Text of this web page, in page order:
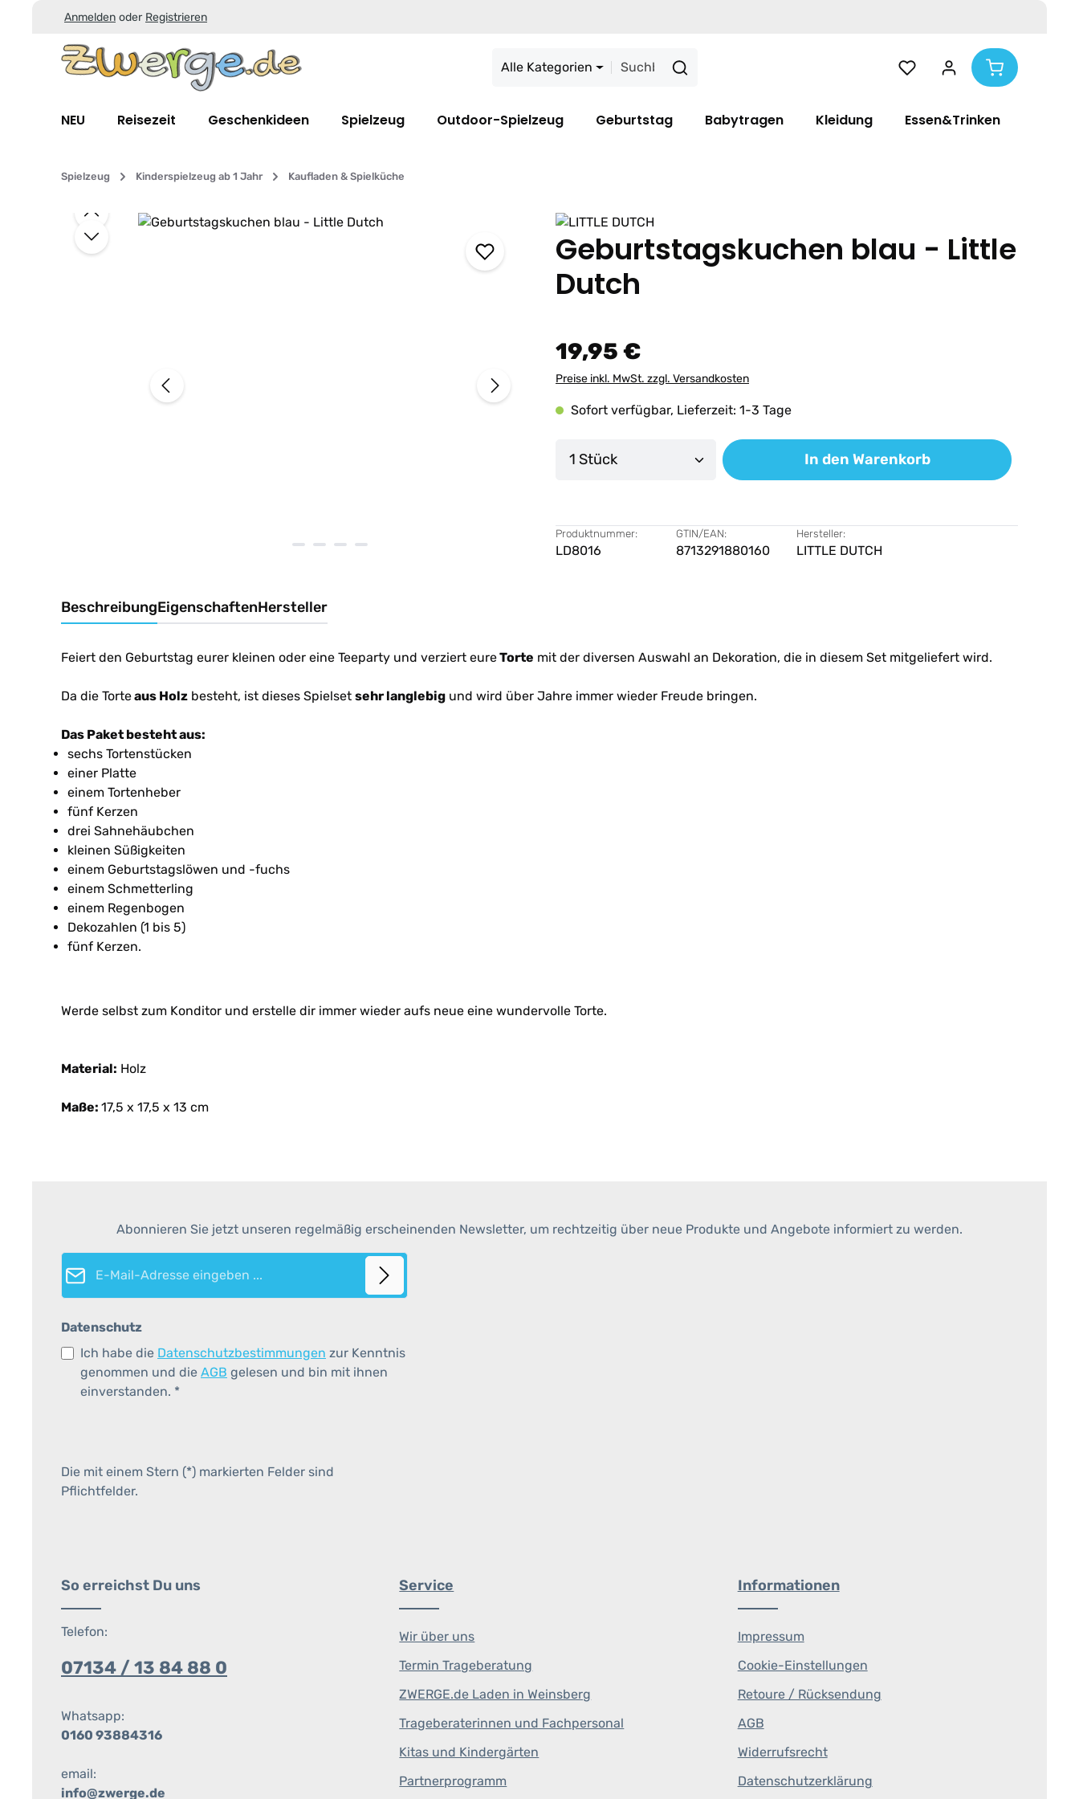
Zum Hauptinhalt springen
Zur Suche springen
Zur Hauptnavigation springen
Anmelden oder Registrieren
Alle Kategorien
NEU Reisezeit Geschenkideen Spielzeug Outdoor-Spielzeug Geburtstag Babytragen Kleidung Essen&Trinken
Spielzeug Kinderspielzeug ab 1 Jahr Kaufladen & Spielküche
Bildergalerie überspringen
Geburtstagskuchen blau - Little
Dutch
19,95 €
Preise inkl. MwSt. zzgl. Versandkosten
Sofort verfügbar, Lieferzeit: 1-3 Tage
Produkt Anzahl: Gib den gewünschten Wert ein oder
In den Warenkorb
Produktnummer:
LD8016
GTIN/EAN:
8713291880160
Hersteller:
LITTLE DUTCH
BeschreibungEigenschaftenHersteller
Feiert den Geburtstag eurer kleinen oder eine Teeparty und verziert eureTorte mit der diversen Auswahl an Dekoration, die in diesem Set mitgeliefert wird.
Da die Torteaus Holz besteht, ist dieses Spielset sehr langlebig und wird über Jahre immer wieder Freude bringen.
Das Paket besteht aus:
sechs Tortenstücken
einer Platte
einem Tortenheber
fünf Kerzen
drei Sahnehäubchen
kleinen Süßigkeiten
einem Geburtstagslöwen und -fuchs
einem Schmetterling
einem Regenbogen
Dekozahlen (1 bis 5)
fünf Kerzen.
Werde selbst zum Konditor und erstelle dir immer wieder aufs neue eine wundervolle Torte.
Material: Holz
Maße: 17,5 x 17,5 x 13 cm
Abonnieren Sie jetzt unseren regelmäßig erscheinenden Newsletter, um rechtzeitig über neue Produkte und Angebote informiert zu werden.
E-Mail-Adresse*
Datenschutz
Ich habe die Datenschutzbestimmungen zur Kenntnis
genommen und die AGB gelesen und bin mit ihnen
einverstanden. *
Die mit einem Stern (*) markierten Felder sind
Pflichtfelder.
So erreichst Du uns
Telefon:
07134 / 13 84 88 0
Whatsapp:
0160 93884316
email:
info@zwerge.de
Service
Wir über uns
Termin Trageberatung
ZWERGE.de Laden in Weinsberg
Trageberaterinnen und Fachpersonal
Kitas und Kindergärten
Partnerprogramm
Informationen
Impressum
Cookie-Einstellungen
Retoure / Rücksendung
AGB
Widerrufsrecht
Datenschutzerklärung